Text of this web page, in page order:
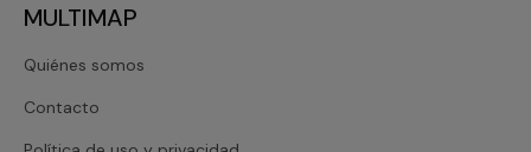
MULTIMAP
Quiénes somos
Contacto